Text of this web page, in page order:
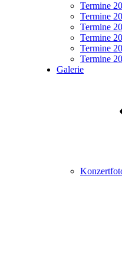
Termine
Termine
Termine
Termine
Termine
Termine
Galerie